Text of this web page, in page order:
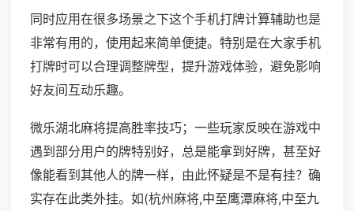
同时应用在很多场景之下这个手机打牌计算辅助也是
非常有用的，使用起来简单便捷。特别是在大家手机
打牌时可以合理调整牌型，提升游戏体验，避免影响
好友间互动乐趣。
微乐湖北麻将提高胜率技巧；一些玩家反映在游戏中
遇到部分用户的牌特别好，总是能拿到好牌，甚至好
像能看到其他人的牌一样，由此怀疑是不是有挂？确
实存在此类外挂。如(杭州麻将,中至鹰潭麻将,中至九